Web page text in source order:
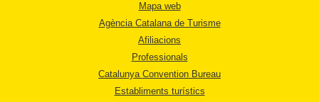
Mapa web
Agència Catalana de Turisme
Afiliacions
Professionals
Catalunya Convention Bureau
Establiments turístics